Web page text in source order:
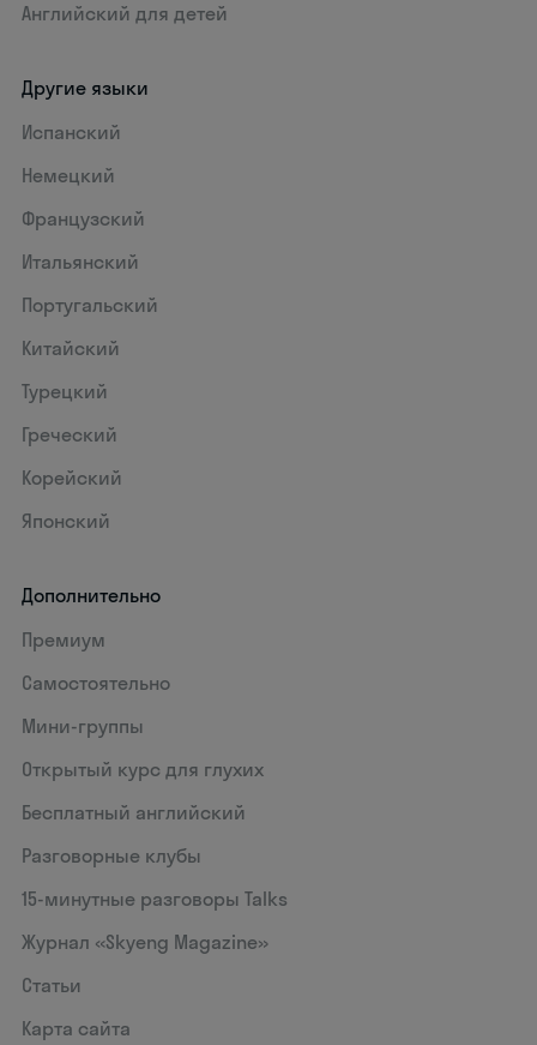
Английский для детей
Другие языки
Испанский
Немецкий
Французский
Итальянский
Португальский
Китайский
Турецкий
Греческий
Корейский
Японский
Дополнительно
Премиум
Самостоятельно
Мини-группы
Открытый курс для глухих
Бесплатный английский
Разговорные клубы
15‑минутные разговоры Talks
Журнал «Skyeng Magazine»
Статьи
Карта сайта